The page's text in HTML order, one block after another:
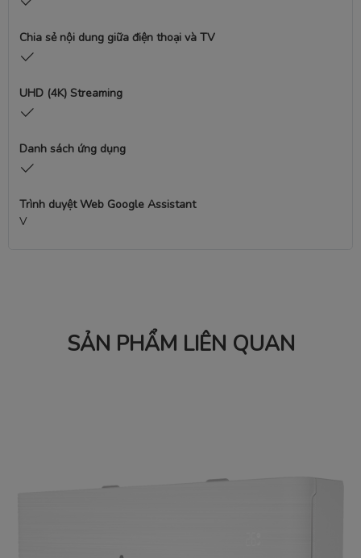
Chia sẻ nội dung giữa điện thoại và TV
UHD (4K) Streaming
Danh sách ứng dụng
Trình duyệt Web Google Assistant
V
SẢN PHẨM LIÊN QUAN